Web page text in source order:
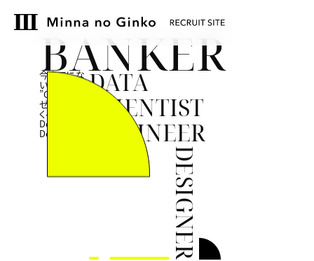
今までにな
い
”Ginko”を、
ゼロからつ
くる
Design/Re-
Define
BANKER
DATA
SCIENTIST
GINEER
D
E
S
I
G
N
E
R